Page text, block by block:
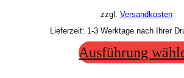
zzgl. Versandkosten
Lieferzeit: 1-3 Werktage nach Ihrer
Ausführung